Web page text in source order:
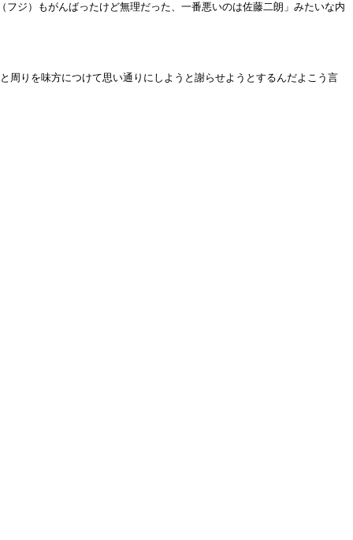
ジ）もがんばったけど無理だった、一番悪いのは佐藤二朗」みたいな内
周りを味方につけて思い通りにしようと謝らせようとするんだよこう言